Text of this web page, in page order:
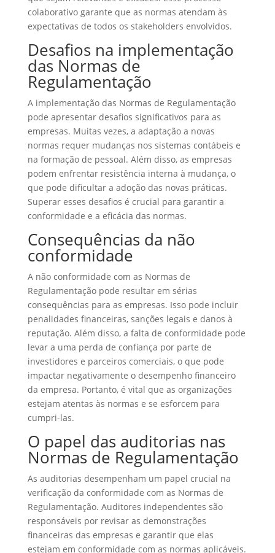
colaborativo garante que as normas atendam às
expectativas de todos os stakeholders envolvidos.
Desafios na implementação
das Normas de
Regulamentação
A implementação das Normas de Regulamentação
pode apresentar desafios significativos para as
empresas. Muitas vezes, a adaptação a novas
normas requer mudanças nos sistemas contábeis e
na formação de pessoal. Além disso, as empresas
podem enfrentar resistência interna à mudança, o
que pode dificultar a adoção das novas práticas.
Superar esses desafios é crucial para garantir a
conformidade e a eficácia das normas.
Consequências da não
conformidade
A não conformidade com as Normas de
Regulamentação pode resultar em sérias
consequências para as empresas. Isso pode incluir
penalidades financeiras, sanções legais e danos à
reputação. Além disso, a falta de conformidade pode
levar a uma perda de confiança por parte de
investidores e parceiros comerciais, o que pode
impactar negativamente o desempenho financeiro
da empresa. Portanto, é vital que as organizações
estejam atentas às normas e se esforcem para
cumpri-las.
O papel das auditorias nas
Normas de Regulamentação
As auditorias desempenham um papel crucial na
verificação da conformidade com as Normas de
Regulamentação. Auditores independentes são
responsáveis por revisar as demonstrações
financeiras das empresas e garantir que elas
estejam em conformidade com as normas aplicáveis.